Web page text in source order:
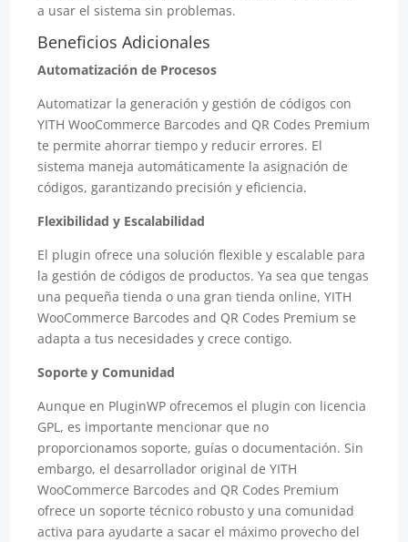
a usar el sistema sin problemas.
Beneficios Adicionales
Automatización de Procesos
Automatizar la generación y gestión de códigos con
YITH WooCommerce Barcodes and QR Codes Premium
te permite ahorrar tiempo y reducir errores. El
sistema maneja automáticamente la asignación de
códigos, garantizando precisión y eficiencia.
Flexibilidad y Escalabilidad
El plugin ofrece una solución flexible y escalable para
la gestión de códigos de productos. Ya sea que tengas
una pequeña tienda o una gran tienda online, YITH
WooCommerce Barcodes and QR Codes Premium se
adapta a tus necesidades y crece contigo.
Soporte y Comunidad
Aunque en PluginWP ofrecemos el plugin con licencia
GPL, es importante mencionar que no
proporcionamos soporte, guías o documentación. Sin
embargo, el desarrollador original de YITH
WooCommerce Barcodes and QR Codes Premium
ofrece un soporte técnico robusto y una comunidad
activa para ayudarte a sacar el máximo provecho del